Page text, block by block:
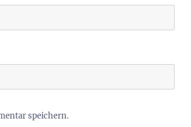
speichern.